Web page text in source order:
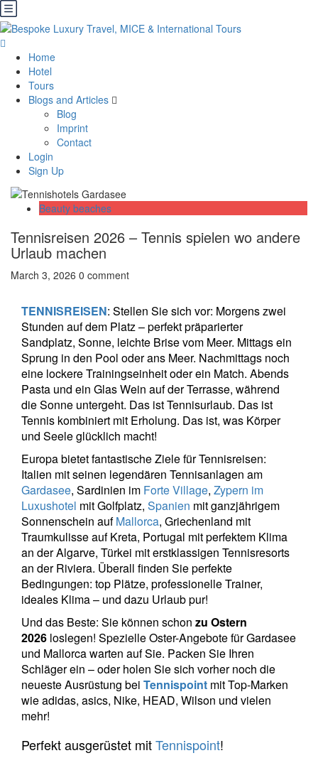
Home
Hotel
Tours
Blogs and Articles
Blog
Imprint
Contact
Login
Sign Up
Beauty beaches
Tennisreisen 2026 – Tennis spielen wo andere
Urlaub machen
March 3, 2026 0 comment
TENNISREISEN: Stellen Sie sich vor: Morgens zwei
Stunden auf dem Platz – perfekt präparierter
Sandplatz, Sonne, leichte Brise vom Meer. Mittags ein
Sprung in den Pool oder ans Meer. Nachmittags noch
eine lockere Trainingseinheit oder ein Match. Abends
Pasta und ein Glas Wein auf der Terrasse, während
die Sonne untergeht. Das ist Tennisurlaub. Das ist
Tennis kombiniert mit Erholung. Das ist, was Körper
und Seele glücklich macht!
Europa bietet fantastische Ziele für Tennisreisen:
Italien mit seinen legendären Tennisanlagen am
Gardasee, Sardinien im Forte Village, Zypern im
Luxushotel mit Golfplatz, Spanien mit ganzjährigem
Sonnenschein aufMallorca, Griechenland mit
Traumkulisse auf Kreta, Portugal mit perfektem Klima
an der Algarve, Türkei mit erstklassigen Tennisresorts
an der Riviera. Überall finden Sie perfekte
Bedingungen: top Plätze, professionelle Trainer,
ideales Klima – und dazu Urlaub pur!
Und das Beste: Sie können schon zu Ostern
2026 loslegen! Spezielle Oster-Angebote für Gardasee
und Mallorca warten auf Sie. Packen Sie Ihren
Schläger ein – oder holen Sie sich vorher noch die
neueste Ausrüstung bei Tennispoint mit Top-Marken
wie adidas, asics, Nike, HEAD, Wilson und vielen
mehr!
Perfekt ausgerüstet mitTennispoint!